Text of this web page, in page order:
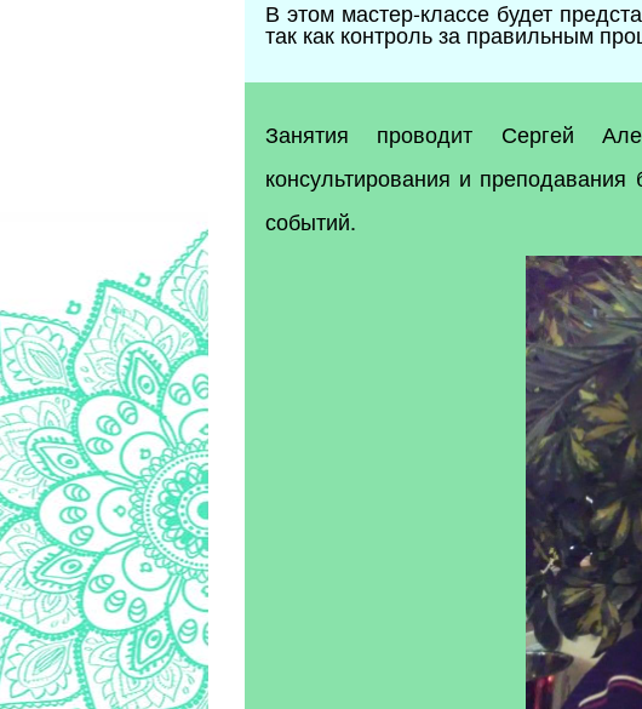
В этом мастер-классе будет
так как контроль за правильным
Занятия проводит Сергей
консультирования и
событий.